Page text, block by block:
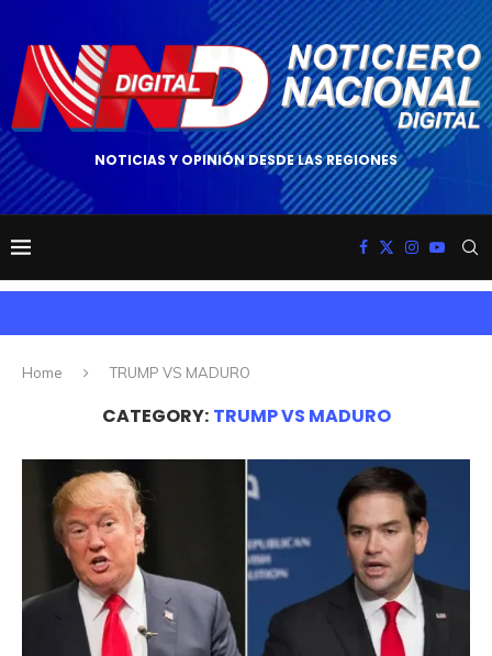
NOTICIAS Y OPINIÓN DESDE LAS REGIONES
Home TRUMP VS MADURO
CATEGORY: TRUMP VS MADURO